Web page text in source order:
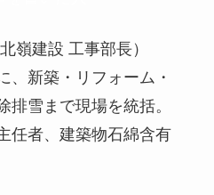
嶺建設 工事部長）
、新築・リフォーム・
排雪まで現場を統括。
任者、建築物石綿含有